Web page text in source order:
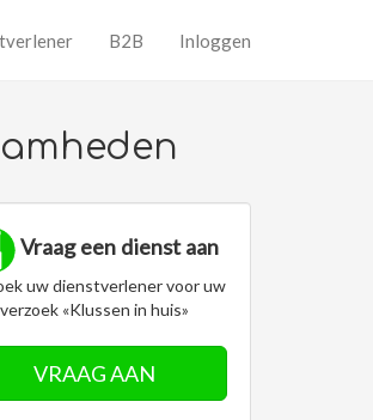
B2B Inloggen
Vraag een dienst aan
uw dienstverlener voor uw
verzoek «Klussen in huis»
VRAAG AAN